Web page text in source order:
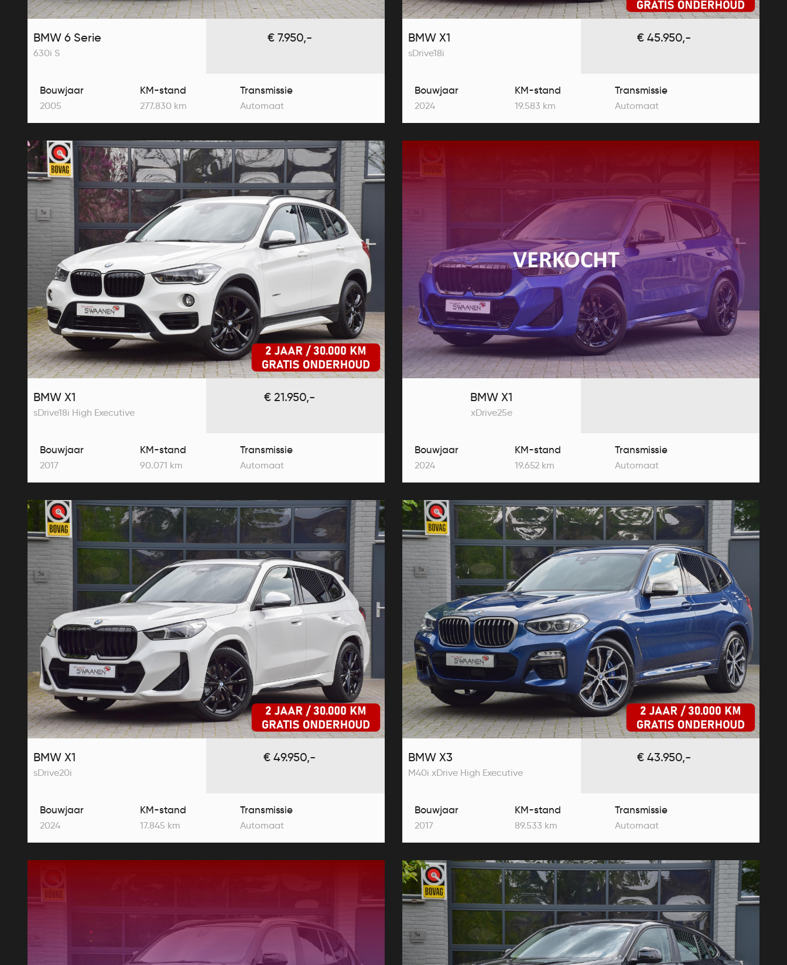
BMW 6 Serie
630i S
€ 7.950,-
Bouwjaar
2005
KM-stand
277.830 km
Transmissie
Automaat
BMW X1
sDrive18i
€ 45.950,-
Bouwjaar
2024
KM-stand
19.583 km
Transmissie
Automaat
BMW X1
sDrive18i High Executive
€ 21.950,-
Bouwjaar
2017
KM-stand
90.071 km
Transmissie
Automaat
BMW X1
xDrive25e
Bouwjaar
2024
KM-stand
19.652 km
Transmissie
Automaat
BMW X1
sDrive20i
€ 49.950,-
Bouwjaar
2024
KM-stand
17.845 km
Transmissie
Automaat
BMW X3
M40i xDrive High Executive
€ 43.950,-
Bouwjaar
2017
KM-stand
89.533 km
Transmissie
Automaat